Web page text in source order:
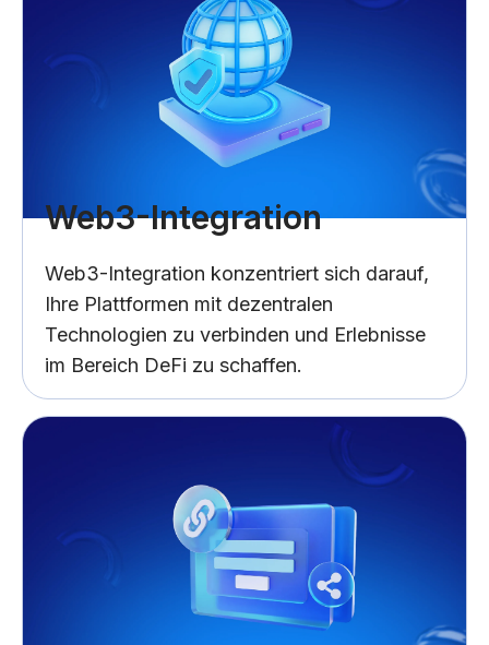
Web3-Integration
Web3-Integration konzentriert sich darauf,
Ihre Plattformen mit dezentralen
Technologien zu verbinden und Erlebnisse
im Bereich DeFi zu schaffen.